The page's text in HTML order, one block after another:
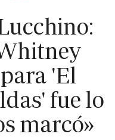
'El
fue lo
marcó»